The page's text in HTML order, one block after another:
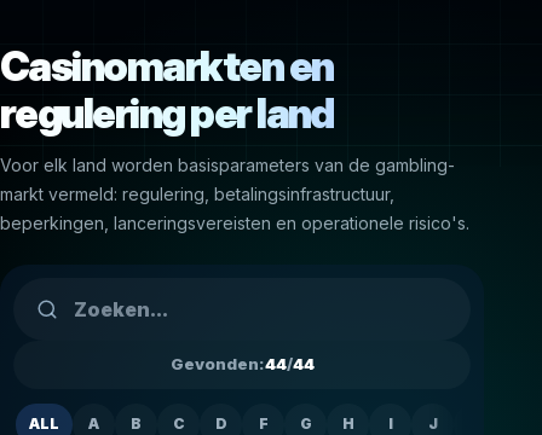
Casinomarkten en
regulering per land
Voor elk land worden basisparameters van de gambling-
markt vermeld: regulering, betalingsinfrastructuur,
beperkingen, lanceringsvereisten en operationele risico's.
Gevonden:44/44
ALL A B C D F G H I J